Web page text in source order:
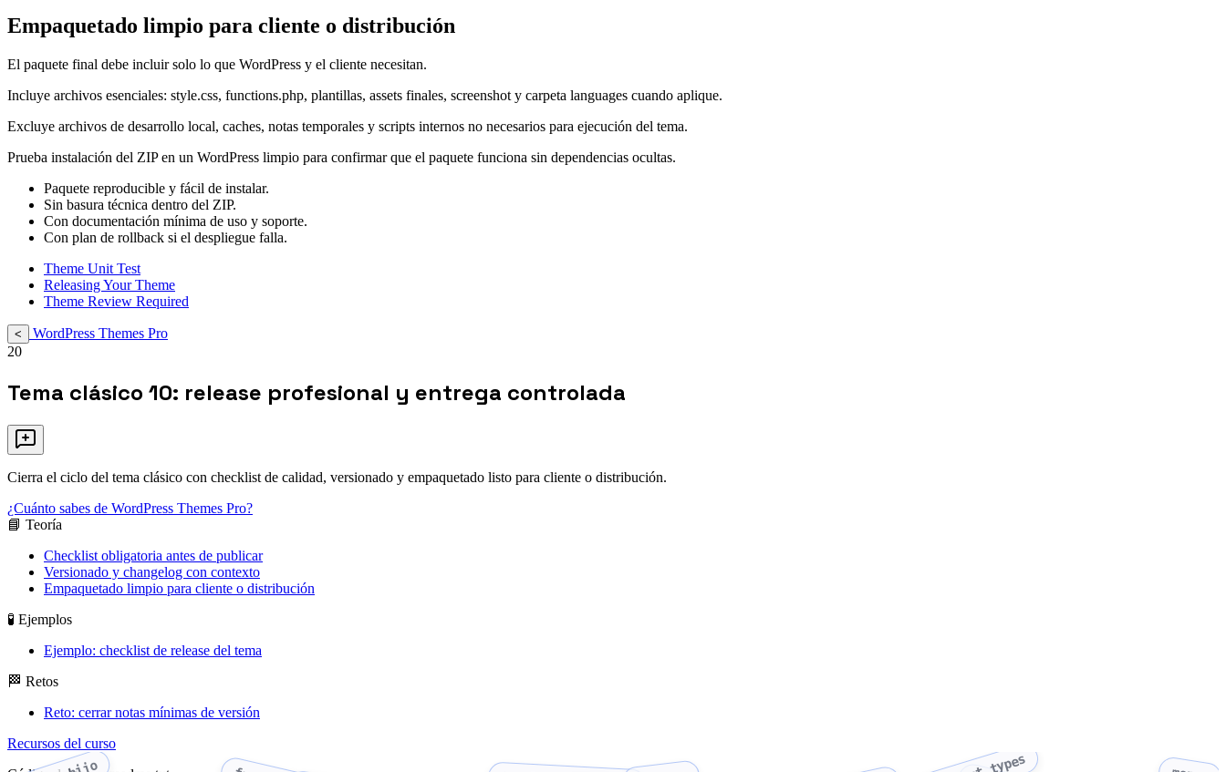
Empaquetado limpio para cliente o distribución
El paquete final debe incluir solo lo que WordPress y el cliente necesitan.
Incluye archivos esenciales: style.css, functions.php, plantillas, assets finales, screenshot y carpeta languages cuando aplique.
Excluye archivos de desarrollo local, caches, notas temporales y scripts internos no necesarios para ejecución del tema.
Prueba instalación del ZIP en un WordPress limpio para confirmar que el paquete funciona sin dependencias ocultas.
Paquete reproducible y fácil de instalar.
Sin basura técnica dentro del ZIP.
Con documentación mínima de uso y soporte.
Con plan de rollback si el despliegue falla.
Theme Unit Test
Releasing Your Theme
Theme Review Required
<
WordPress Themes Pro
20
Tema clásico 10: release profesional y entrega controlada
Cierra el ciclo del tema clásico con checklist de calidad, versionado y empaquetado listo para cliente o distribución.
¿Cuánto sabes de WordPress Themes Pro?
📘 Teoría
Checklist obligatoria antes de publicar
Versionado y changelog con contexto
Empaquetado limpio para cliente o distribución
🧪 Ejemplos
Ejemplo: checklist de release del tema
🏁 Retos
Reto: cerrar notas mínimas de versión
Recursos del curso